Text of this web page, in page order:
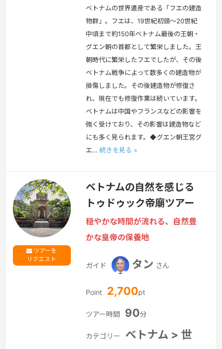
ベトナムの世界遺産である「フエの建造
物群」。フエは、19世紀初頭～20世紀
中頃まで約150年ベトナム最後の王朝・
グエン朝の首都として繁栄しました。王
朝時代に繁栄したフエでしたが、その後
ベトナム戦争によって数多くの建造物が
損傷しました。その後建造物が修復さ
れ、現在でも修復作業は続いています。
ベトナムは中国やフランスなどの影響を
強く受けており、その影響は建造物など
にも多く見られます。◆グエン朝王宮グ
エ… 続きを見る »
ツアーを
リクエスト
ベトナムの自然を感じる
トゥドゥック帝廟ツアー
穏やかな時間が流れる、自然豊
かな皇帝の保養地
ガイド タン さん
Point 2,700pt
ツアー時間 90分
カテゴリー
ベトナム > 世